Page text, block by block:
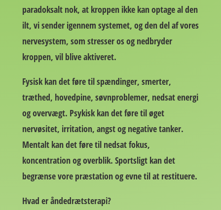
paradoksalt nok, at kroppen ikke kan optage al den
ilt, vi sender igennem systemet, og den del af vores
nervesystem, som stresser os og nedbryder
kroppen, vil blive aktiveret.
Fysisk kan det føre til spændinger, smerter,
træthed, hovedpine, søvnproblemer, nedsat energi
og overvægt. Psykisk kan det føre til øget
nervøsitet, irritation, angst og negative tanker.
Mentalt kan det føre til nedsat fokus,
koncentration og overblik. Sportsligt kan det
begrænse vore præstation og evne til at restituere.
Hvad er åndedrætsterapi?